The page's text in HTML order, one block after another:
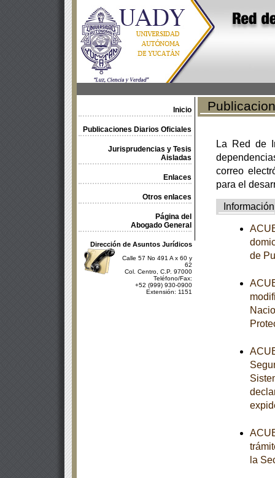
Inicio
Publicaciones Diarios Oficiales
Jurisprudencias y Tesis
Aisladas
Enlaces
Otros enlaces
Página del
Abogado General
Dirección de Asuntos Jurídicos
Calle 57 No 491 A x 60 y
62
Col. Centro, C.P. 97000
Teléfono/Fax:
+52 (999) 930-0900
Extensión: 1151
La Red de
correo
para el
Información
de
la